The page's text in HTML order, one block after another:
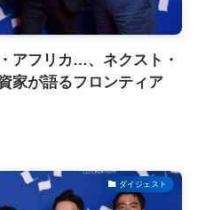
アフリカ…、ネクスト・
家が語るフロンティア
ダイジェスト